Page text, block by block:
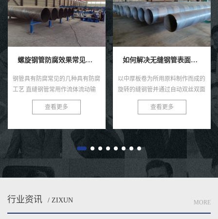
螺旋钢管防腐效果常见的四种具有防腐工艺技术。
钢管具有防腐常见的几种具有防腐
工艺 直缝钢管常用作流体流动输
送和其他气体高质量人才，管道系
统经常需要更多埋地、水下或者权
查看更多
如何解决无缝钢管表面感觉的褐色锈点？
以中厚板卷为所用原料制作而成的
旋转的缝钢管并通过自动双丝双面
焊条电弧焊压制成型而成的就是螺
旋焊管啦，直缝焊管将热轧扔进点
后...
查看更多
行业资讯 / ZIXUN MORE